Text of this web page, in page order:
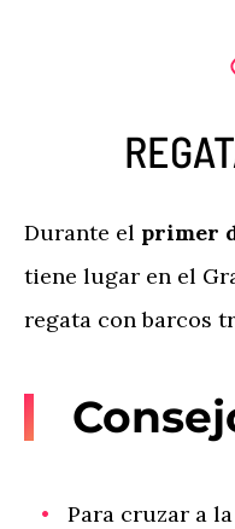
Durante el primer
tiene lugar en el
regata con barcos
Para cruzar a